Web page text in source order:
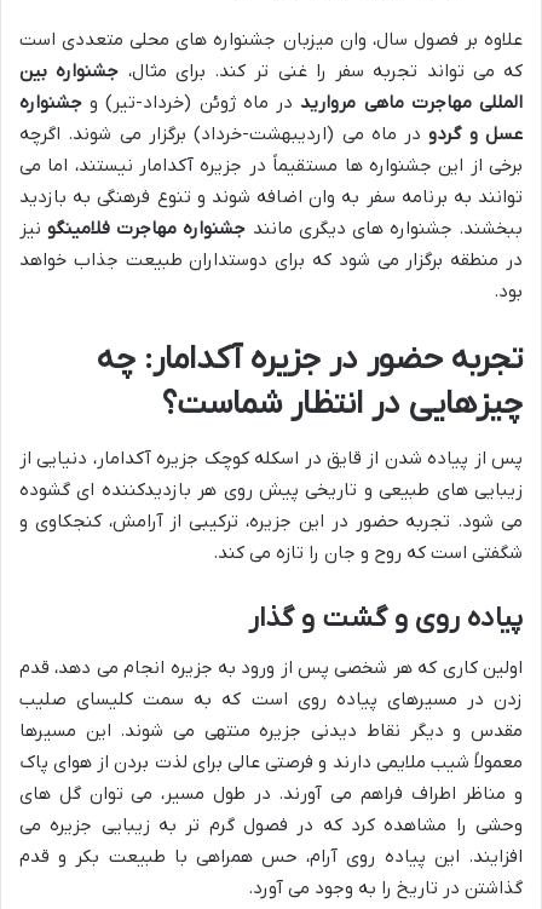
علاوه بر فصول سال، وان میزبان جشنواره های محلی متعددی است
که می تواند تجربه سفر را غنی تر کند. برای مثال، جشنواره بین
المللی مهاجرت ماهی مرواریددر ماه ژوئن (خرداد-تیر) و جشنواره
عسل و گردودر ماه می (اردیبهشت-خرداد) برگزار می شوند. اگرچه
برخی از این جشنواره ها مستقیماً در جزیره آکدامار نیستند، اما می
توانند به برنامه سفر به وان اضافه شوند و تنوع فرهنگی به بازدید
ببخشند. جشنواره های دیگری مانند جشنواره مهاجرت فلامینگونیز
در منطقه برگزار می شود که برای دوستداران طبیعت جذاب خواهد
بود.
تجربه حضور در جزیره آکدامار: چه
چیزهایی در انتظار شماست؟
پس از پیاده شدن از قایق در اسکله کوچک جزیره آکدامار، دنیایی از
زیبایی های طبیعی و تاریخی پیش روی هر بازدیدکننده ای گشوده
می شود. تجربه حضور در این جزیره، ترکیبی از آرامش، کنجکاوی و
شگفتی است که روح و جان را تازه می کند.
پیاده روی و گشت و گذار
اولین کاری که هر شخصی پس از ورود به جزیره انجام می دهد، قدم
زدن در مسیرهای پیاده روی است که به سمت کلیسای صلیب
مقدس و دیگر نقاط دیدنی جزیره منتهی می شوند. این مسیرها
معمولاً شیب ملایمی دارند و فرصتی عالی برای لذت بردن از هوای پاک
و مناظر اطراف فراهم می آورند. در طول مسیر، می توان گل های
وحشی را مشاهده کرد که در فصول گرم تر به زیبایی جزیره می
افزایند. این پیاده روی آرام، حس همراهی با طبیعت بکر و قدم
گذاشتن در تاریخ را به وجود می آورد.